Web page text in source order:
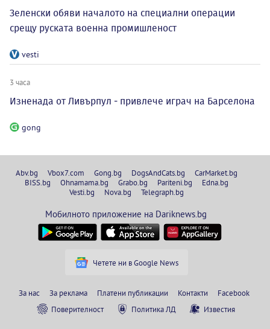
Зеленски обяви началото на специални операции
срещу руската военна промишленост
vesti
3 часа
Изненада от Ливърпул - привлече играч на Барселона
gong
Abv.bg Vbox7.com Gong.bg DogsAndCats.bg
CarMarket.bg
BISS.bg
Ohnamama.bg Grabo.bg Pariteni.bg
Edna.bg
Vesti.bg
Nova.bg Telegraph.bg
Мобилното приложение на Dariknews.bg
Четете ни в Google News
За нас За реклама Платени публикации Контакти
Facebook
Поверителност
Политика ЛД Известия